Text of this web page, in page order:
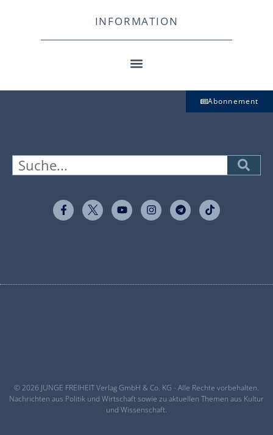
INFORMATION
Abonnement
© 2026 JUNGE FREIHEIT Verlag GmbH & Co. KG - Alle Rechte vorbehalten.
Nachrichten aus Politik und Wirtschaft sowie zu aktuellen Themen aus Kultur
und Wissenschaft.